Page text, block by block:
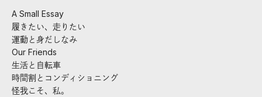
A Small Essay
履きたい、走りたい
運動と身だしなみ
Our Friends
生活と自転車
時間割とコンディショニング
怪我こそ、私。